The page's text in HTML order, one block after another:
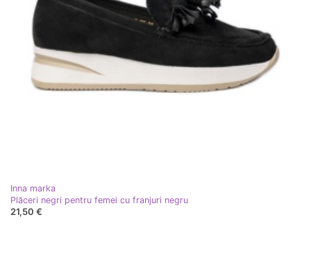
Inna marka
Plăceri negri pentru femei cu franjuri negru
21,50 €